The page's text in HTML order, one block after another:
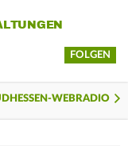
FOLGEN
WEBRADIO